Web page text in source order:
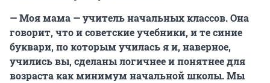
— Моя мама — учитель начальных классов. Она
говорит, что и советские учебники, и те синие
буквари, по которым училась я и, наверное,
учились вы, сделаны логичнее и понятнее для
возраста как минимум начальной школы. Мы